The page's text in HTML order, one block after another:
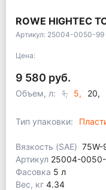
ROWE HIGHTEC
Артикул: 25004-0050-99
Цена:
9 580 руб.
Объем, л: 1 5 20
Тип упаковки:
Вязкость (SAE) 75W-
Артикул 25004-
Фасовка 5 л
Вес, кг 4.34